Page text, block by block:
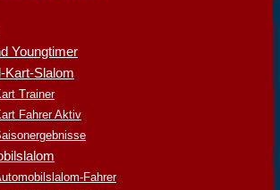
Youngtimer
Kart-Slalom
Trainer
Fahrer Aktiv
Fahrer